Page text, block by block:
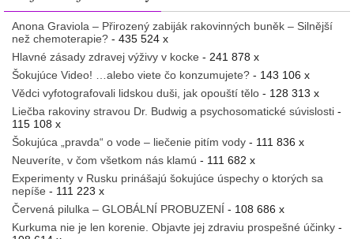
Anona Graviola – Přirozený zabiják rakovinných buněk – Silnější
než chemoterapie? - 435 524 x
Hlavné zásady zdravej výživy v kocke - 241 878 x
Šokujúce Video! …alebo viete čo konzumujete? - 143 106 x
Vědci vyfotografovali lidskou duši, jak opouští tělo - 128 313 x
Liečba rakoviny stravou Dr. Budwig a psychosomatické súvislosti -
115 108 x
Šokujúca „pravda“ o vode – liečenie pitím vody - 111 836 x
Neuveríte, v čom všetkom nás klamú - 111 682 x
Experimenty v Rusku prinášajú šokujúce úspechy o ktorých sa
nepíše - 111 223 x
Červená pilulka – GLOBÁLNÍ PROBUZENÍ - 108 686 x
Kurkuma nie je len korenie. Objavte jej zdraviu prospešné účinky -